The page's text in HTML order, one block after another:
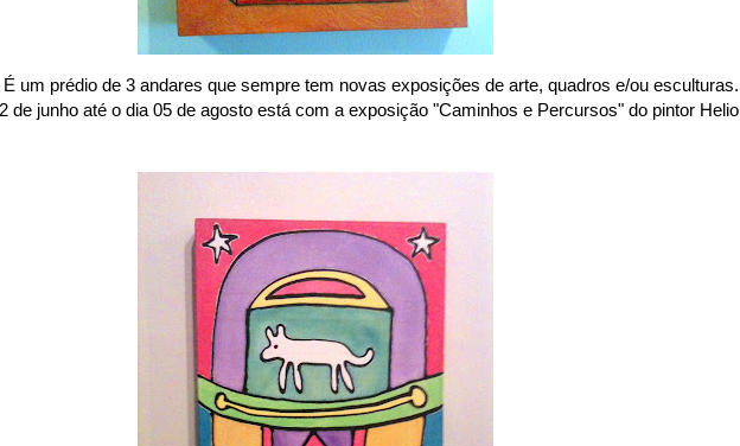
É um prédio de 3 andares que sempre tem novas exposições de arte, quadros e/ou esculturas.
de junho até o dia 05 de agosto está com a exposição "Caminhos e Percursos" do pintor Helio